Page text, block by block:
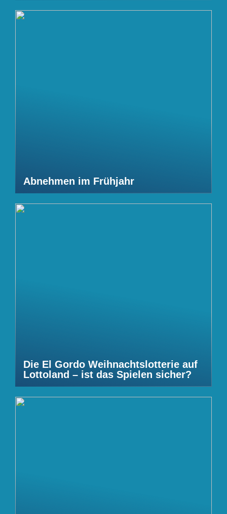
Abnehmen im Frühjahr
Die El Gordo Weihnachtslotterie auf
Lottoland – ist das Spielen sicher?